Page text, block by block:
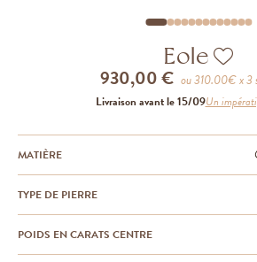
Eole
930,00 € ou310.00€ x 3
Livraison avant le 15/09Un
MATIÈRE
TYPE DE PIERRE
POIDS EN CARATS CENTRE